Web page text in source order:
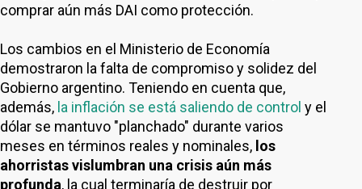
comprar aún más DAI como protección.
Los cambios en el Ministerio de Economía
demostraron la falta de compromiso y solidez del
Gobierno argentino. Teniendo en cuenta que,
además, la inflación se está saliendo de control y el
dólar se mantuvo "planchado" durante varios
meses en términos reales y nominales, los
ahorristas vislumbran una crisis aún más
profunda, la cual terminaría de destruir por